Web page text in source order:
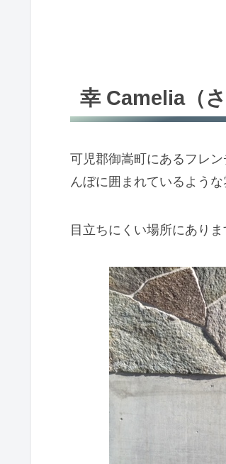
幸 Camelia（
可児郡御嵩町にあるフレ
んぼに囲まれているよう
目立ちにくい場所にあり